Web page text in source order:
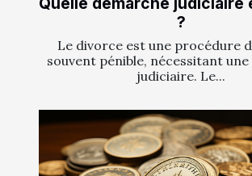
?
Le divorce est une procédure
souvent pénible, nécessitant
judiciaire. Le...